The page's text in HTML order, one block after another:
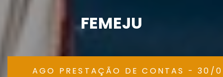
FEMEJU
AGO PRESTAÇÃO DE CONTAS -